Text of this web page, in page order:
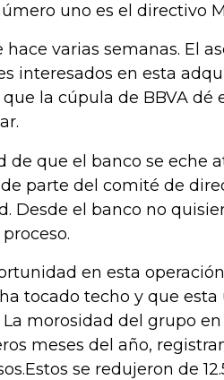
uno es el directivo
varias semanas. El
interesados en esta
la cúpula de BBVA dé
de que el banco se eche
parte del comité de
Desde el banco no
en esta
tocado techo y que esta
morosidad del grupo en
meses del año,
se redujeron de